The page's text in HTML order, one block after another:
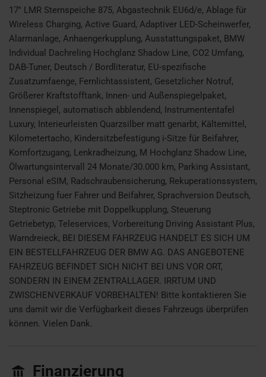
17'' LMR Sternspeiche 875, Abgastechnik EU6d/e, Ablage für
Wireless Charging, Active Guard, Adaptiver LED-Scheinwerfer,
Alarmanlage, Anhaengerkupplung, Ausstattungspaket, BMW
Individual Dachreling Hochglanz Shadow Line, CO2 Umfang,
DAB-Tuner, Deutsch / Bordliteratur, EU-spezifische
Zusatzumfaenge, Fernlichtassistent, Gesetzlicher Notruf,
Größerer Kraftstofftank, Innen- und Außenspiegelpaket,
Innenspiegel, automatisch abblendend, Instrumententafel
Luxury, Interieurleisten Quarzsilber matt genarbt, Kältemittel,
Kilometertacho, Kindersitzbefestigung i-Sitze für Beifahrer,
Komfortzugang, Lenkradheizung, M Hochglanz Shadow Line,
Ölwartungsintervall 24 Monate/30.000 km, Parking Assistant,
Personal eSIM, Radschraubensicherung, Rekuperationssystem,
Sitzheizung fuer Fahrer und Beifahrer, Sprachversion Deutsch,
Steptronic Getriebe mit Doppelkupplung, Steuerung
Getriebetyp, Teleservices, Vorbereitung Driving Assistant Plus,
Warndreieck, BEI DIESEM FAHRZEUG HANDELT ES SICH UM
EIN BESTELLFAHRZEUG DER BMW AG. DAS ANGEBOTENE
FAHRZEUG BEFINDET SICH NICHT BEI UNS VOR ORT,
SONDERN IN EINEM ZENTRALLAGER. IRRTUM UND
ZWISCHENVERKAUF VORBEHALTEN! Bitte kontaktieren Sie
uns damit wir die Verfügbarkeit dieses Fahrzeugs überprüfen
können. Vielen Dank.
Finanzierung